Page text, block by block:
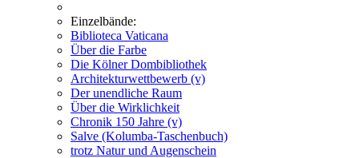
Einzelbände:
Biblioteca Vaticana
Über die Farbe
Die Kölner Dombibliothek
Architekturwettbewerb (v)
Der unendliche Raum
Über die Wirklichkeit
Chronik 150 Jahre (v)
Salve (Kolumba-Taschenbuch)
trotz Natur und Augenschein